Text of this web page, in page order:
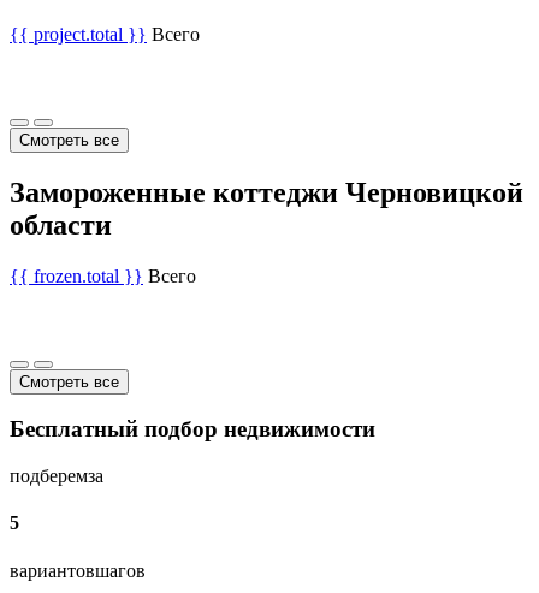
{{ project.total }} Всего
Смотреть все
Замороженные коттеджи Черновицкой
области
{{ frozen.total }} Всего
Смотреть все
Бесплатный подбор недвижимости
подберемза
5
вариантовшагов